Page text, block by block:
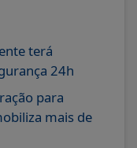
terá
24h
para
mais de